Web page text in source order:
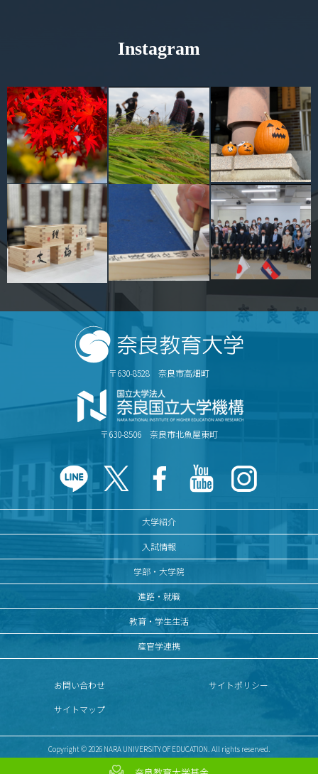
Instagram
〒630-8528 奈良市高畑町
〒630-8506 奈良市北魚屋東町
大学紹介
入試情報
学部・大学院
進路・就職
教育・学生生活
産官学連携
お問い合わせ
サイトポリシー
サイトマップ
Copyright © 2026 NARA UNIVERSITY OF EDUCATION. All rights reserved.